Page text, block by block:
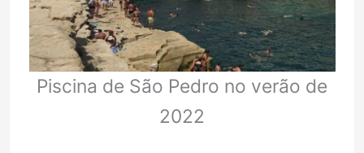
Piscina de São Pedro no verão de
2022